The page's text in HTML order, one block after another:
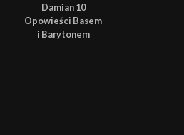
Damian 10
Opowieści Basem
i Barytonem